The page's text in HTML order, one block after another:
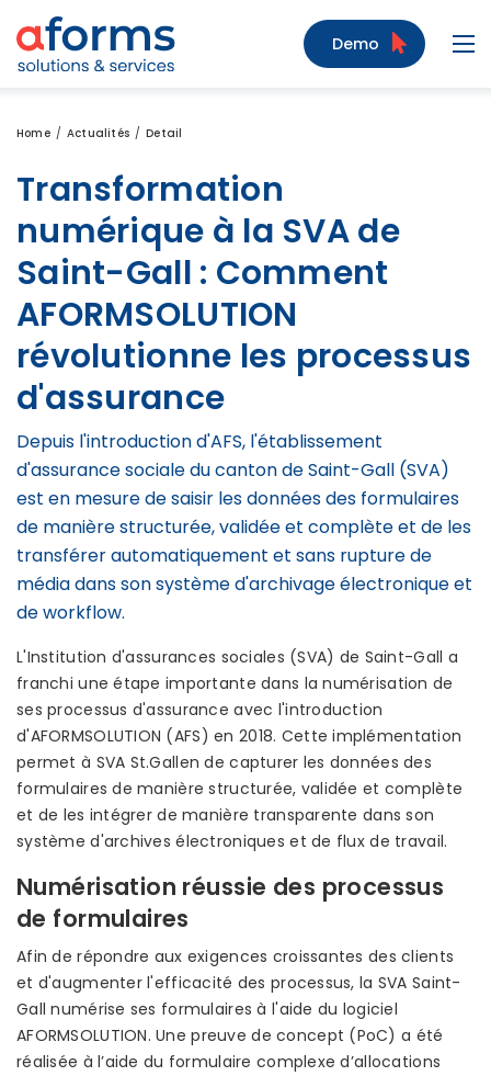
Zum Inhalt
Zum Menü
Zur Suche
Demo
Home Actualités Detail
Transformation
numérique à la SVA de
Saint-Gall : Comment
AFORMSOLUTION
révolutionne les processus
d'assurance
Depuis l'introduction d'AFS, l'établissement
d'assurance sociale du canton de Saint-Gall (SVA)
est en mesure de saisir les données des formulaires
de manière structurée, validée et complète et de les
transférer automatiquement et sans rupture de
média dans son système d'archivage électronique et
de workflow.
L'Institution d'assurances sociales (SVA) de Saint-Gall a
franchi une étape importante dans la numérisation de
ses processus d'assurance avec l'introduction
d'AFORMSOLUTION (AFS) en 2018. Cette implémentation
permet à SVA St.Gallen de capturer les données des
formulaires de manière structurée, validée et complète
et de les intégrer de manière transparente dans son
système d'archives électroniques et de flux de travail.
Numérisation réussie des processus
de formulaires
Afin de répondre aux exigences croissantes des clients
et d'augmenter l'efficacité des processus, la SVA Saint-
Gall numérise ses formulaires à l'aide du logiciel
AFORMSOLUTION. Une preuve de concept (PoC) a été
réalisée à l’aide du formulaire complexe d’allocations